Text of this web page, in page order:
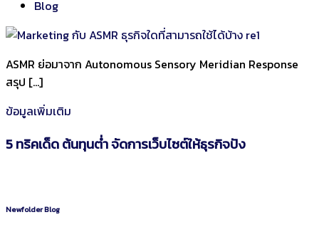
Blog
ASMR ย่อมาจาก Autonomous Sensory Meridian Response
สรุป […]
ข้อมูลเพิ่มเติม
5 ทริคเด็ด ต้นทุนต่ำ จัดการเว็บไซต์ให้ธุรกิจปัง
Newfolder Blog